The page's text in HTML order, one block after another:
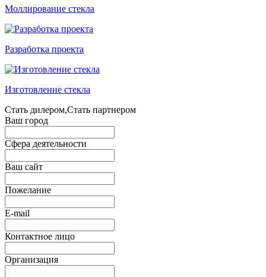
Моллирование стекла
Разработка проекта
Изготовление стекла
Стать дилером,Стать партнером
Ваш город
Сфера деятельности
Ваш сайт
Пожелание
E-mail
Контактное лицо
Организация